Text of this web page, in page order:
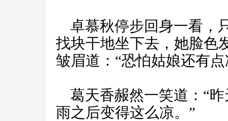
卓慕秋停步回身一看，
找块干地坐下去，她脸色
皱眉道：“恐怕姑娘还有
葛天香赧然一笑道：“
雨之后变得这么凉。”